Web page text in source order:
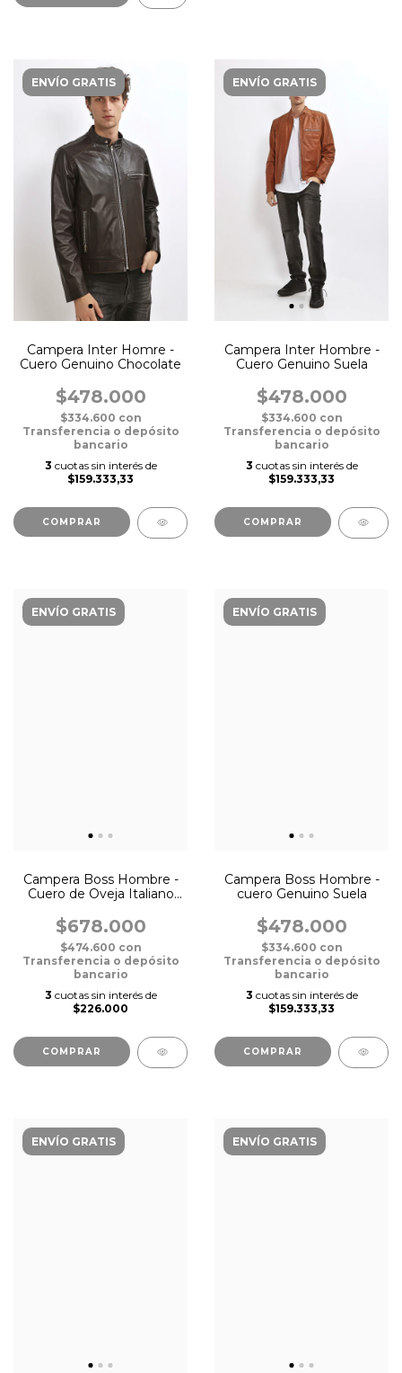
ENVÍO GRATIS
Campera Inter Homre -
Cuero Genuino Chocolate
$478.000
$334.600 con
Transferencia o depósito
bancario
3 cuotas sin interés de
$159.333,33
COMPRAR
ENVÍO GRATIS
Campera Inter Hombre -
Cuero Genuino Suela
$478.000
$334.600 con
Transferencia o depósito
bancario
3 cuotas sin interés de
$159.333,33
COMPRAR
ENVÍO GRATIS
Campera Boss Hombre -
Cuero de Oveja Italiano
$678.000
$474.600 con
Transferencia o depósito
bancario
3 cuotas sin interés de
$226.000
COMPRAR
ENVÍO GRATIS
Campera Boss Hombre -
cuero Genuino Suela
$478.000
$334.600 con
Transferencia o depósito
bancario
3 cuotas sin interés de
$159.333,33
COMPRAR
ENVÍO GRATIS ENVÍO GRATIS